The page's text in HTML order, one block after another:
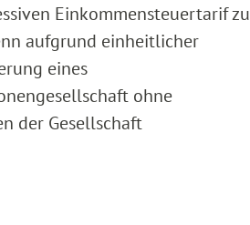
Einkommensteuertarif zu
aufgrund einheitlicher
eines
ohne
der Gesellschaft